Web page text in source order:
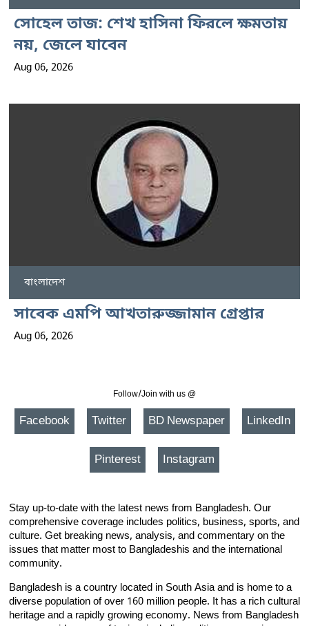
সোহেল তাজ: শেখ হাসিনা ফিরলে ক্ষমতায়
নয়, জেলে যাবেন
Aug 06, 2026
বাংলাদেশ
সাবেক এমপি আখতারুজ্জামান গ্রেপ্তার
Aug 06, 2026
Follow/Join with us @
Facebook Twitter BD Newspaper LinkedIn
Pinterest Instagram
Stay up-to-date with the latest news from Bangladesh. Our
comprehensive coverage includes politics, business, sports, and
culture. Get breaking news, analysis, and commentary on the
issues that matter most to Bangladeshis and the international
community.
Bangladesh is a country located in South Asia and is home to a
diverse population of over 160 million people. It has a rich cultural
heritage and a rapidly growing economy. News from Bangladesh